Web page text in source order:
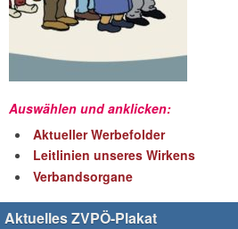
Auswählen und anklicken:
Aktueller Werbefolder
Leitlinien unseres Wirkens
Verbandsorgane
Aktuelles ZVPÖ-Plakat